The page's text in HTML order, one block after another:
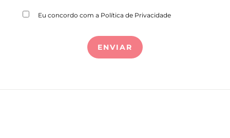
Eu concordo com a Política de Privacidade